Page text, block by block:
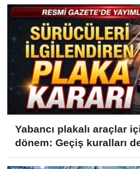
Yabancı plakalı araçlar
dönem: Geçiş kuralları